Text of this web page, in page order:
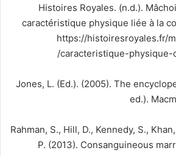
-Histoires Royales. (n.d.).
caractéristique physique liée à la
https://histoiresroyales.fr/
caracteristique-physique-
-Jones, L. (Ed.). (2005). The
ed.).
-Rahman, S., Hill, D., Kennedy, S.,
P. (2013). Consanguineous